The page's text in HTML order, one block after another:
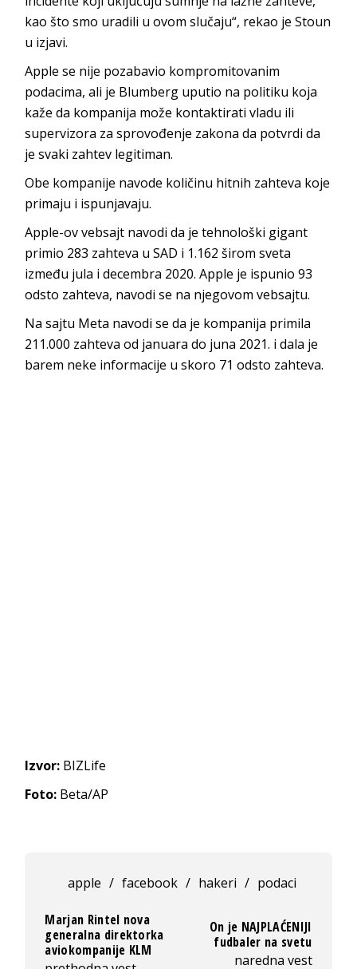
kao što smo uradili u ovom slučaju“, rekao je Stoun
u izjavi.
Apple se nije pozabavio kompromitovanim
podacima, ali je Blumberg uputio na politiku koja
kaže da kompanija može kontaktirati vladu ili
supervizora za sprovođenje zakona da potvrdi da
je svaki zahtev legitiman.
Obe kompanije navode količinu hitnih zahteva koje
primaju i ispunjavaju.
Apple-ov vebsajt navodi da je tehnološki gigant
primio 283 zahteva u SAD i 1.162 širom sveta
između jula i decembra 2020. Apple je ispunio 93
odsto zahteva, navodi se na njegovom vebsajtu.
Na sajtu Meta navodi se da je kompanija primila
211.000 zahteva od januara do juna 2021. i dala je
barem neke informacije u skoro 71 odsto zahteva.
Izvor: BIZLife
Foto: Beta/AP
apple / facebook / hakeri / podaci
Marjan Rintel nova
generalna direktorka
aviokompanije KLM
On je NAJPLAĆENIJI
fudbaler na svetu
naredna vest